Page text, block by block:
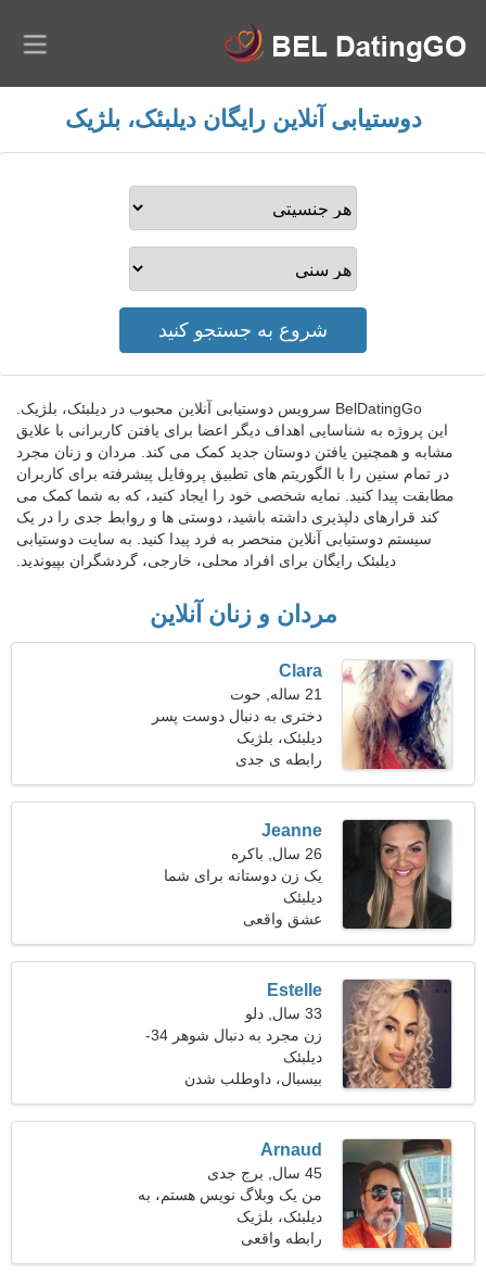
دوستیابی آنلاین رایگان دیلبئک، بلژیک
BelDatingGo سرویس دوستیابی آنلاین محبوب در دیلبئک، بلژیک.
این پروژه به شناسایی اهداف دیگر اعضا برای یافتن کاربرانی با علایق
مشابه و همچنین یافتن دوستان جدید کمک می کند. مردان و زنان مجرد
در تمام سنین را با الگوریتم های تطبیق پروفایل پیشرفته برای کاربران
مطابقت پیدا کنید. نمایه شخصی خود را ایجاد کنید، که به شما کمک می
کند قرارهای دلپذیری داشته باشید، دوستی ها و روابط جدی را در یک
سیستم دوستیابی آنلاین منحصر به فرد پیدا کنید. به سایت دوستیابی
دیلبئک رایگان برای افراد محلی، خارجی، گردشگران بپیوندید.
مردان و زنان آنلاین
Clara
21 ساله, حوت
دختری به دنبال دوست پسر
دیلبئک، بلژیک
رابطه ی جدی
Jeanne
26 سال, باکره
یک زن دوستانه برای شما
دیلبئک
عشق واقعی
Estelle
33 سال, دلو
زن مجرد به دنبال شوهر 34-
45
دیلبئک
بیسبال، داوطلب شدن
Arnaud
45 سال, برج جدی
من یک وبلاگ نویس هستم، به
یک زن جذاب نیاز دارم
دیلبئک، بلژیک
رابطه واقعی